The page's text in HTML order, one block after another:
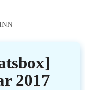
2017